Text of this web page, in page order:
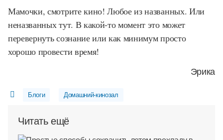
Мамочки, смотрите кино! Любое из названных. Или
неназванных тут. В какой-то момент это может
перевернуть сознание или как минимум просто
хорошо провести время!
Эрика
Блоги Домашний-кинозал
Читать ещё